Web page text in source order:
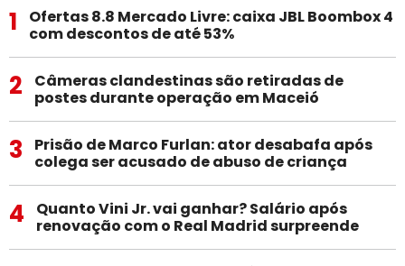
1
Ofertas 8.8 Mercado Livre: caixa JBL Boombox 4
com descontos de até 53%
2
Câmeras clandestinas são retiradas de
postes durante operação em Maceió
3
Prisão de Marco Furlan: ator desabafa após
colega ser acusado de abuso de criança
4
Quanto Vini Jr. vai ganhar? Salário após
renovação com o Real Madrid surpreende